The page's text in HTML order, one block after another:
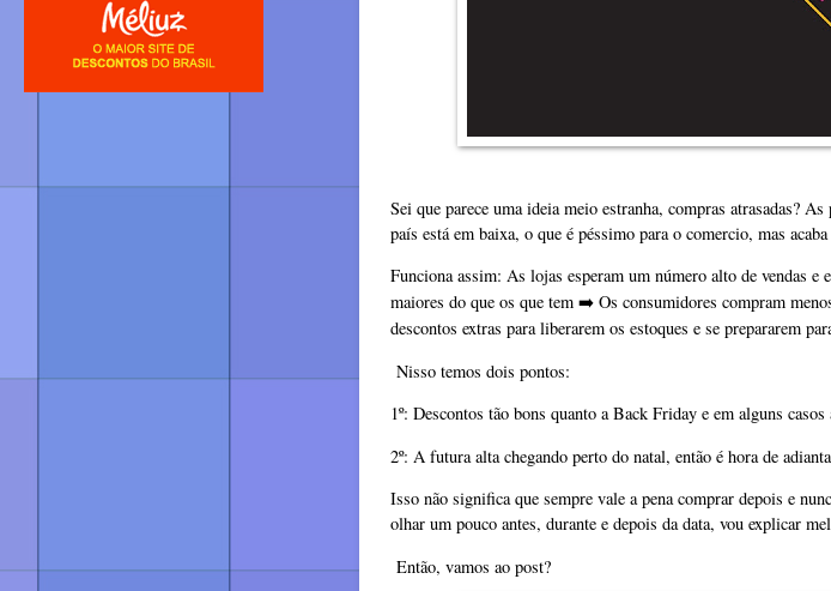
Sei que parece uma ideia meio estranha, compras atrasadas?
país está em baixa, o que é péssimo para o comercio, mas
Funciona assim: As lojas esperam um número alto de vendas e
maiores do que os que tem ➡ Os consumidores compram
descontos extras para liberarem os estoques e se prepararem
Nisso temos dois pontos:
1º: Descontos tão bons quanto a Back Friday e em alguns casos
2º: A futura alta chegando perto do natal, então é hora de
Isso não significa que sempre vale a pena comprar depois e
olhar um pouco antes, durante e depois da data, vou explicar
Então, vamos ao post?